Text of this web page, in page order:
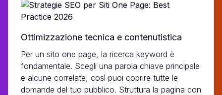
Ottimizzazione tecnica e contenutistica
Per un sito one page, la ricerca keyword è
fondamentale. Scegli una parola chiave principale
e alcune correlate, così puoi coprire tutte le
domande del tuo pubblico. Struttura la pagina con